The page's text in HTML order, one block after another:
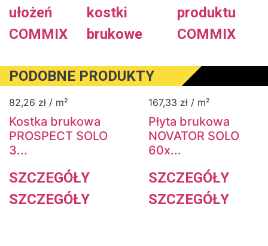
ułożeń
COMMIX
kostki
brukowe
produktu
COMMIX
PODOBNE PRODUKTY
82,26 zł / m²
Kostka brukowa
PROSPECT SOLO
3...
SZCZEGÓŁY
SZCZEGÓŁY
167,33 zł / m²
Płyta brukowa
NOVATOR SOLO
60x...
SZCZEGÓŁY
SZCZEGÓŁY